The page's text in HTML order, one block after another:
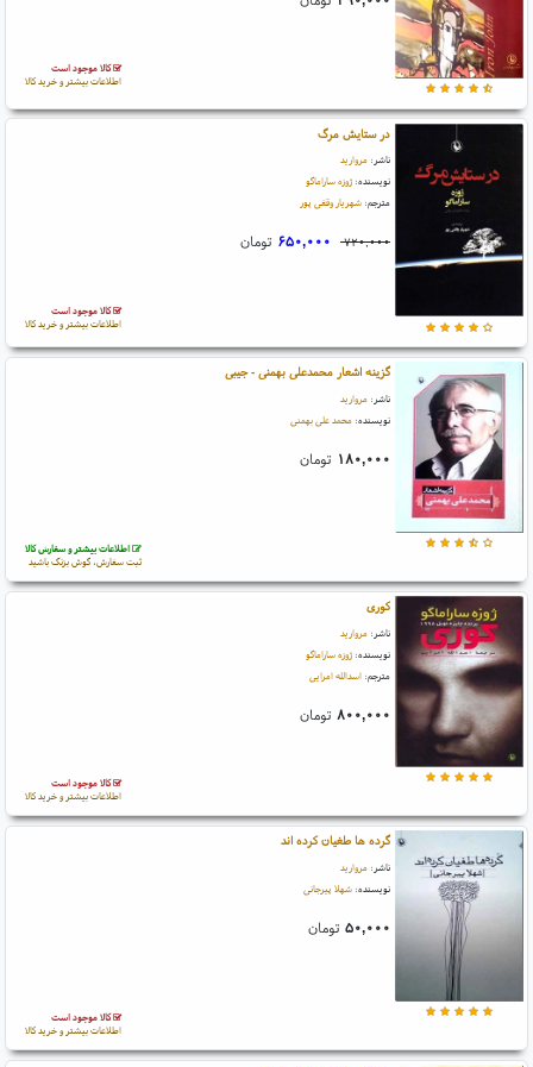
کالا موجود است
اطلاعات بیشتر و خرید کالا
در ستایش مرگ
ناشر: مروارید
نویسنده: ژوزه ساراماگو
مترجم: شهریار وقفی پور
۷۲۰,۰۰۰ ۶۵۰,۰۰۰ تومان
کالا موجود است
اطلاعات بیشتر و خرید کالا
گزینه اشعار محمدعلی بهمنی - جیبی
ناشر: مروارید
نویسنده: محمد علی بهمنی
۱۸۰,۰۰۰ تومان
اطلاعات بیشتر و سفارش کالا
ثبت سفارش، گوش بزنگ باشید
کوری
ناشر: مروارید
نویسنده: ژوزه ساراماگو
مترجم: اسدالله امرایی
۸۰۰,۰۰۰ تومان
کالا موجود است
اطلاعات بیشتر و خرید کالا
گرده ها طغیان کرده اند
ناشر: مروارید
نویسنده: شهلا پیرجانی
۵۰,۰۰۰ تومان
کالا موجود است
اطلاعات بیشتر و خرید کالا